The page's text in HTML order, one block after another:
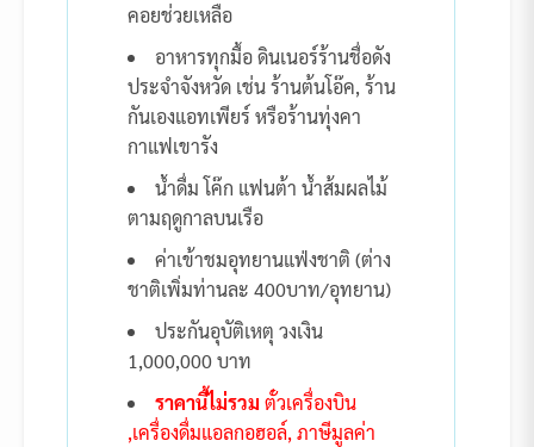
คอยช่วยเหลือ
อาหารทุกมื้อ ดินเนอร์ร้านชื่อดัง
ประจำจังหวัด เช่น ร้านต้นโอ๊ค, ร้าน
กันเองแอทเพียร์ หรือร้านทุ่งคา
กาแฟเขารัง
น้ำดื่ม โค๊ก แฟนต้า น้ำส้มผลไม้
ตามฤดูกาลบนเรือ
ค่าเข้าชมอุทยานแฟ่งชาติ (ต่าง
ชาติเพิ่มท่านละ 400บาท/อุทยาน)
ประกันอุบัติเหตุ วงเงิน
1,000,000 บาท
ราคานี้ไม่รวม ตั๋วเครื่องบิน
,เครื่องดื่มแอลกอฮอล์, ภาษีมูลค่า